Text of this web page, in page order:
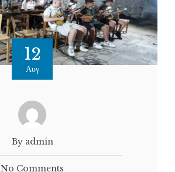
12
Αυγ
By admin
No Comments